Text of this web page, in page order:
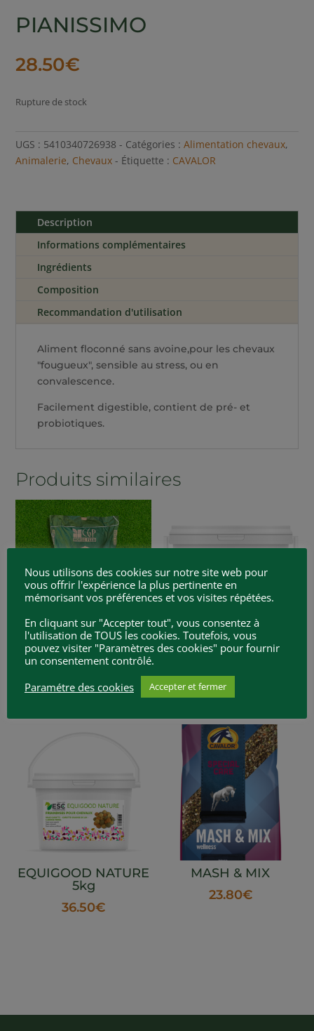
PIANISSIMO
28.50€
Rupture de stock
UGS : 5410340726938 Catégories :Alimentation chevaux,
Animalerie, Chevaux Étiquette : CAVALOR
Description
Informations complémentaires
Ingrédients
Composition
Recommandation d'utilisation
Aliment floconné sans avoine,pour les chevaux
"fougueux", sensible au stress, ou en
convalescence.
Facilement digestible, contient de pré- et
probiotiques.
Produits similaires
BOUCHON
COMPLET
26.95 €
EQUIGOOD NATURE
8.00
EQUIGOOD NATURE
5kg
36.50€
MASH & MIX
23.80€
Nous utilisons des cookies sur notre site web pour
vous offrir l'expérience la plus pertinente en
mémorisant vos préférences et vos visites répétées.
En cliquant sur "Accepter tout", vous consentez à
l'utilisation de TOUS les cookies. Toutefois, vous
pouvez visiter "Paramètres des cookies" pour fournir
un consentement contrôlé.
Paramétre des cookies
Accepter et fermer